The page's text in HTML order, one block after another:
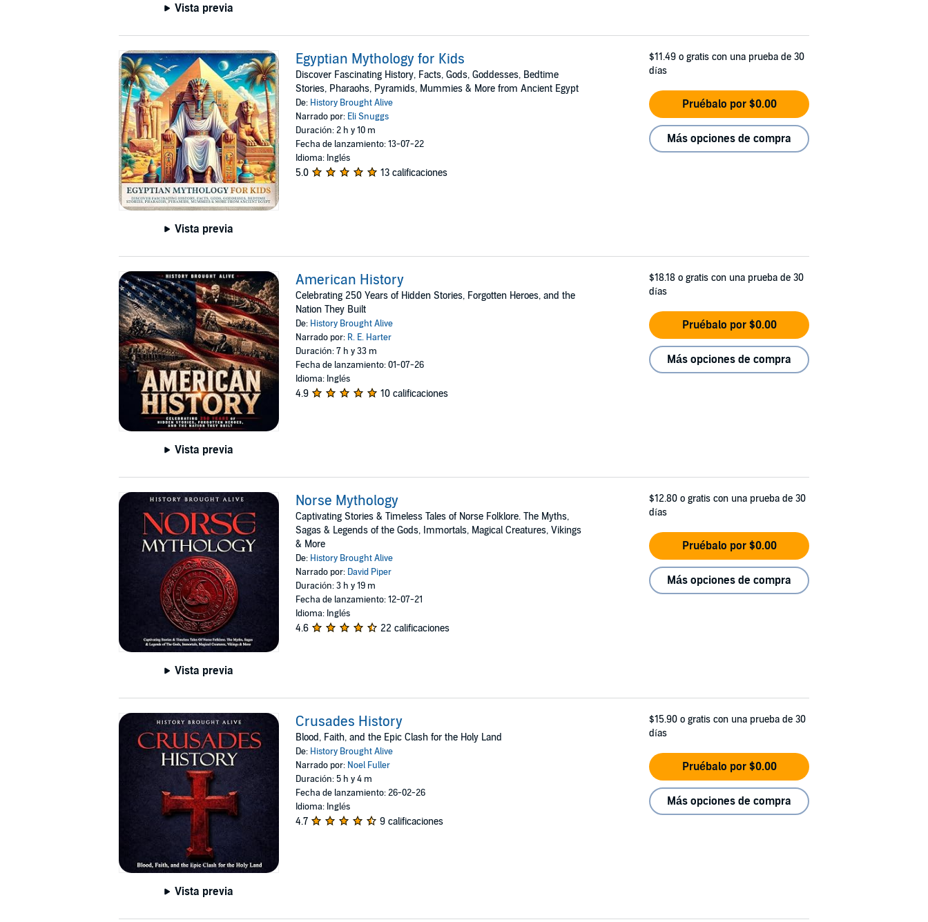
Vista previa
Vista previa
Egyptian Mythology for Kids
Discover Fascinating History, Facts, Gods, Goddesses, Bedtime
Stories, Pharaohs, Pyramids, Mummies & More from Ancient Egypt
De: History Brought Alive
Narrado por: Eli Snuggs
Duración: 2 h y 10 m
Fecha de lanzamiento: 13-07-22
Idioma: Inglés
5.0 13 calificaciones
$11.49 o gratis con una prueba de 30
días
Pruébalo por $0.00
Más opciones de compra
Vista previa
American History
Celebrating 250 Years of Hidden Stories, Forgotten Heroes, and the
Nation They Built
De: History Brought Alive
Narrado por: R. E. Harter
Duración: 7 h y 33 m
Fecha de lanzamiento: 01-07-26
Idioma: Inglés
4.9 10 calificaciones
$18.18 o gratis con una prueba de 30
días
Pruébalo por $0.00
Más opciones de compra
Vista previa
Norse Mythology
Captivating Stories & Timeless Tales of Norse Folklore. The Myths,
Sagas & Legends of the Gods, Immortals, Magical Creatures, Vikings
& More
De: History Brought Alive
Narrado por: David Piper
Duración: 3 h y 19 m
Fecha de lanzamiento: 12-07-21
Idioma: Inglés
4.6 22 calificaciones
$12.80 o gratis con una prueba de 30
días
Pruébalo por $0.00
Más opciones de compra
Vista previa
Crusades History
Blood, Faith, and the Epic Clash for the Holy Land
De: History Brought Alive
Narrado por: Noel Fuller
Duración: 5 h y 4 m
Fecha de lanzamiento: 26-02-26
Idioma: Inglés
4.7 9 calificaciones
$15.90 o gratis con una prueba de 30
días
Pruébalo por $0.00
Más opciones de compra